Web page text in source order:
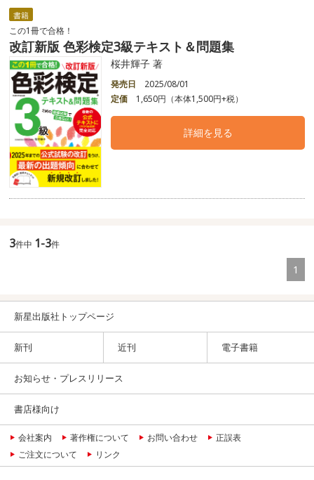
書籍
この1冊で合格！
改訂新版 色彩検定3級テキスト＆問題集
桜井輝子 著
発売日
2025/08/01
定価
1,650円（本体1,500円+税）
詳細を見る
3件中 1-3件
1
新星出版社トップページ
新刊 近刊 電子書籍
お知らせ・プレスリリース
書店様向け
会社案内 著作権について お問い合わせ
正誤表
ご注文について
リンク